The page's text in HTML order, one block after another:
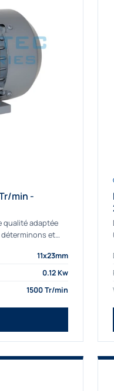
min -
qualité adaptée
et
11x23mm
0.12 Kw
1500 Tr/min